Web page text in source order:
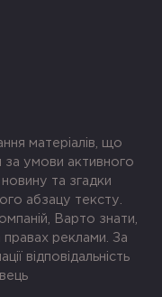
матеріалів, що
за умови активного
та згадки
абзацу тексту.
Варто знати,
реклами. За
відповідальність